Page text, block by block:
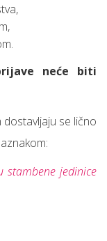
neće biti
se lično
stambene jedinice